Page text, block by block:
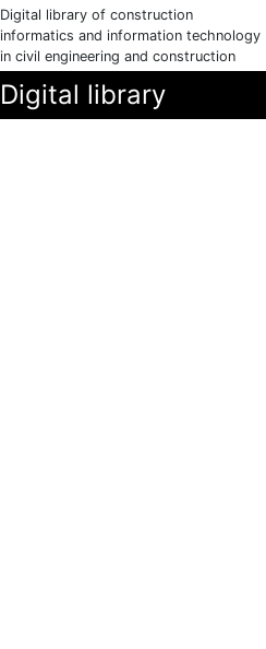
Digital library of construction
informatics and information technology
in civil engineering and construction
Digital library